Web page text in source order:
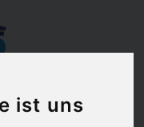
ist uns